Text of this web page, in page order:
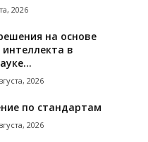
2026
на основе
интеллекта в
2026
по стандартам
2026